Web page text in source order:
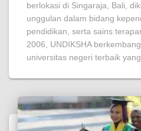
berlokasi di Singaraja, Bali,
unggulan dalam bidang
pendidikan, serta sains
2006, UNDIKSHA
universitas negeri terbaik yang